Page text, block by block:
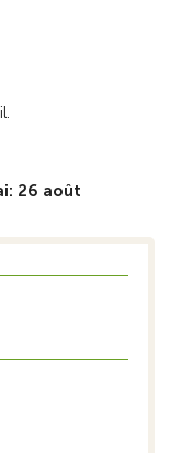
26 août